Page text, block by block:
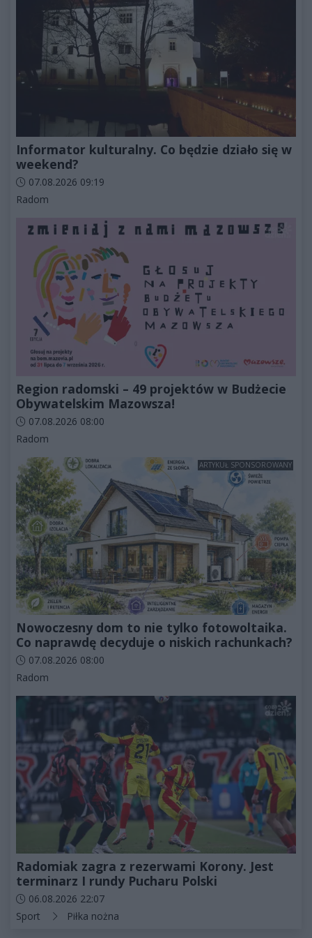
Informator kulturalny. Co będzie działo się w
weekend?
Data dodania artykułu:
07.08.2026 09:19
Kategorie artykułu:
Radom
Region radomski – 49 projektów w Budżecie
Obywatelskim Mazowsza!
Data dodania artykułu:
07.08.2026 08:00
Kategorie artykułu:
Radom
ARTYKUŁ SPONSOROWANY
Nowoczesny dom to nie tylko fotowoltaika.
Co naprawdę decyduje o niskich rachunkach?
Data dodania artykułu:
07.08.2026 08:00
Kategorie artykułu:
Radom
Radomiak zagra z rezerwami Korony. Jest
terminarz I rundy Pucharu Polski
Data dodania artykułu:
06.08.2026 22:07
Kategorie artykułu:
Sport Piłka nożna